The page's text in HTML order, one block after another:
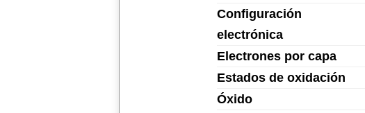
Configuración
electrónica
Electrones por capa
Estados de oxidación
Óxido